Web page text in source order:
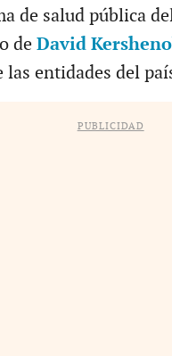
de salud pública
de David
las entidades del
PUBLICIDAD